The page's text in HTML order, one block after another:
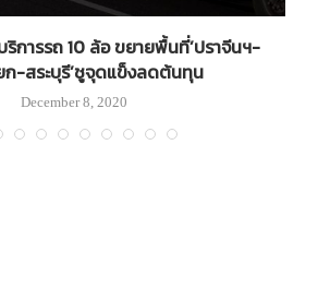
ริการรถ 10 ล้อ ขยายพื้นที่’ปราจีนฯ-
ก-สระบุรี’ชูจุดแข็งลดต้นทุน
December 8, 2020